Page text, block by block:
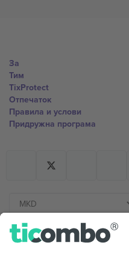
За
Тим
TixProtect
Отпечаток
Правила и услови
Придружна програма
Канцеларии и поддршка